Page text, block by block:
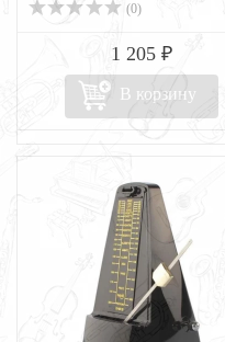
(0)
1 205 ₽
В корзину